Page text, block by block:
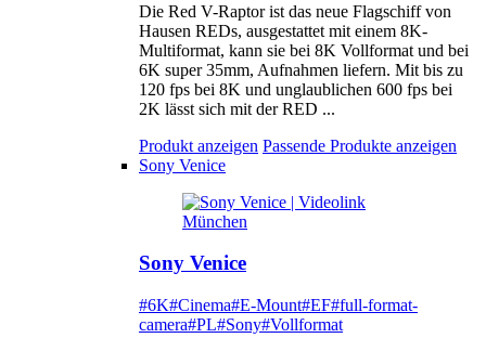
Die Red V-Raptor ist das neue Flagschiff von
Hausen REDs, ausgestattet mit einem 8K-
Multiformat, kann sie bei 8K Vollformat und bei
6K super 35mm, Aufnahmen liefern. Mit bis zu
120 fps bei 8K und unglaublichen 600 fps bei
2K lässt sich mit der RED ...
Produkt anzeigen Passende Produkte anzeigen
Sony Venice
Sony Venice
#6K#Cinema#E-Mount#EF#full-format-
camera#PL#Sony#Vollformat